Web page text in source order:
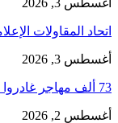
اتحاد المقاولات
أغسطس 3, 2026
73 ألف مهاجر غادروا سبتة إلى المغرب وعدد القتلى يرتفع لـ71
أغسطس 2, 2026